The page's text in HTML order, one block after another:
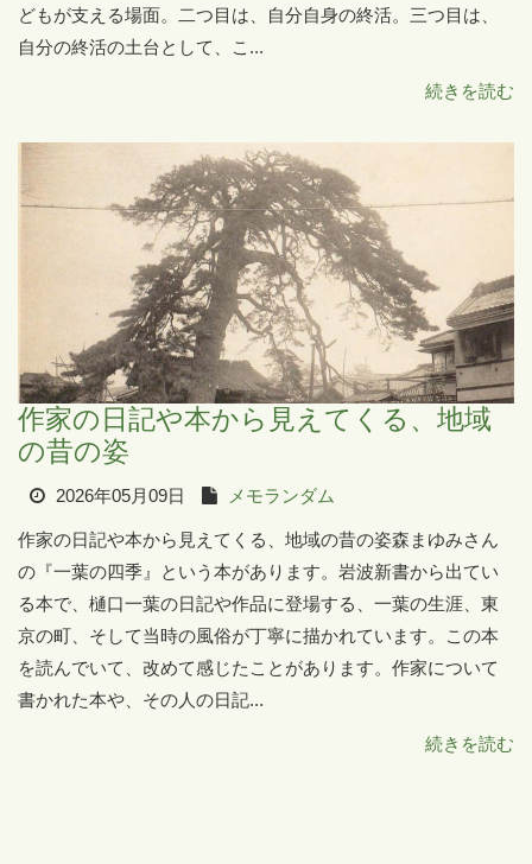
どもが支える場面。二つ目は、自分自身の終活。三つ目は、
自分の終活の土台として、こ...
続きを読む
作家の日記や本から見えてくる、地域
の昔の姿
2026年05月09日 メモランダム
作家の日記や本から見えてくる、地域の昔の姿森まゆみさん
の『一葉の四季』という本があります。岩波新書から出てい
る本で、樋口一葉の日記や作品に登場する、一葉の生涯、東
京の町、そして当時の風俗が丁寧に描かれています。この本
を読んでいて、改めて感じたことがあります。作家について
書かれた本や、その人の日記...
続きを読む